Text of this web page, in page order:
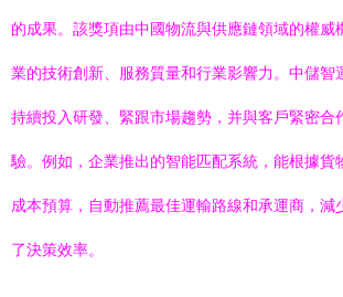
的成果。該獎項由中國物流與供應鏈領域的權威
業的技術創新、服務質量和行業影響力。中儲智
持續投入研發、緊跟市場趨勢，并與客戶緊密合
驗。例如，企業推出的智能匹配系統，能根據貨
成本預算，自動推薦最佳運輸路線和承運商，減
了決策效率。